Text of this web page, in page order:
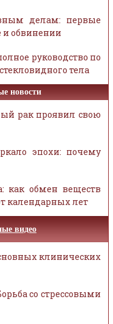
делам: первые
и обвинении
руководство по
тела
новости
рак проявил свою
эпохи: почему
как обмен веществ
календарных лет
видео
клинических
со стрессовыми